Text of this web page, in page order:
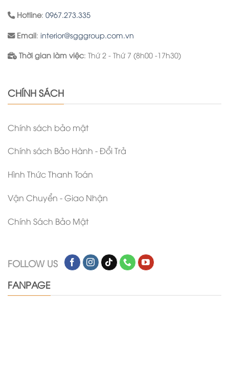
Hotline: 0967.273.335
Email: interior@sgggroup.com.vn
Thời gian làm việc: Thứ 2 - Thứ 7 (8h00 -17h30)
CHÍNH SÁCH
Chính sách bảo mật
Chính sách Bảo Hành - Đổi Trả
Hình Thức Thanh Toán
Vận Chuyển - Giao Nhận
Chính Sách Bảo Mật
FOLLOW US
FANPAGE